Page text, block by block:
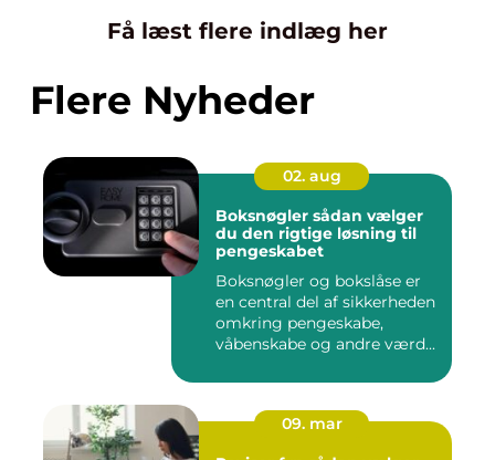
Få læst flere indlæg her
Flere Nyheder
02. aug
Boksnøgler sådan vælger
du den rigtige løsning til
pengeskabet
Boksnøgler og bokslåse er
en central del af sikkerheden
omkring pengeskabe,
våbenskabe og andre værd...
09. mar